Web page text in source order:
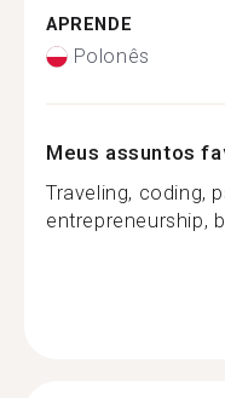
APRENDE
Polonês
Meus assuntos
Traveling, coding,
entrepreneurship,